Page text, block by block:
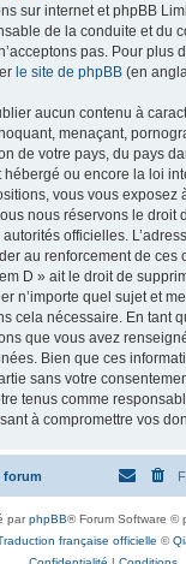
sur internet et phpBB
de la conduite et du
pas. Pour plus
le site de phpBB (en
aucun contenu à
menaçant,
de votre pays, du pays
hébergé ou encore la loi
vous vous exposez
nous réservons le droit
officielles.
au renforcement de ces
D » ait le droit de
n’importe quel sujet et
cela nécessaire. En tant
que vous avez
Bien que ces
sans votre
tenus comme
à compromettre vos
forum
parphpBB® Forum Software ©
française officielle ©